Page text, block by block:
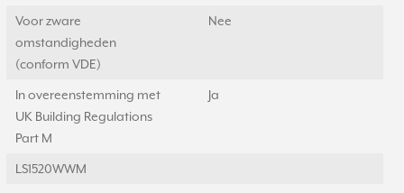
Voor zware
omstandigheden
(conform VDE)
Nee
In overeenstemming met
UK Building Regulations
Part M
Ja
LS1520WWM